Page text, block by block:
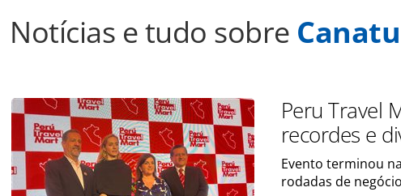
Notícias e tudo sobre
Peru Travel
recordes e
Evento terminou
rodadas de